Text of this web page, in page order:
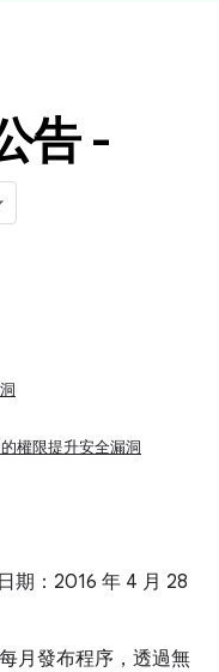
告 -
權限提升安全漏洞
期：2016 年 4 月 28
月發布程序，透過無